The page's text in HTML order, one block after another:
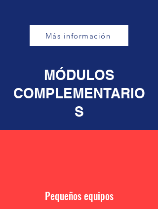
Más información
MÓDULOS
COMPLEMENTARIO
S
Pequeños equipos